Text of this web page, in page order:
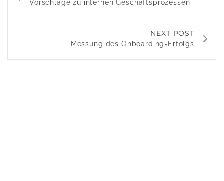
Vorschläge zu internen Geschäftsprozessen
NEXT POST
Messung des Onboarding-Erfolgs